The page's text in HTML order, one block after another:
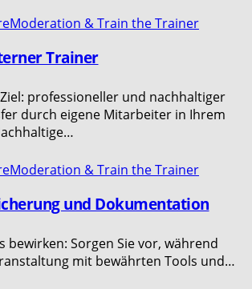
Moderation & Train the Trainer
Trainer
professioneller und nachhaltiger
durch eigene Mitarbeiter in Ihrem
Moderation & Train the Trainer
und Dokumentation
bewirken: Sorgen Sie vor, während
mit bewährten Tools und…